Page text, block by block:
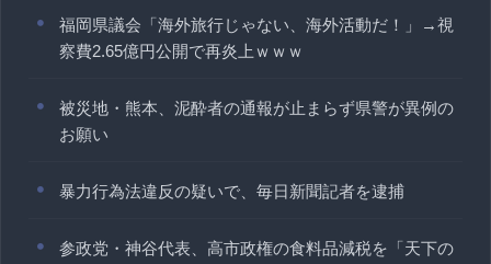
福岡県議会「海外旅行じゃない、海外活動だ！」→視
察費2.65億円公開で再炎上ｗｗｗ
被災地・熊本、泥酔者の通報が止まらず県警が異例の
お願い
暴力行為法違反の疑いで、毎日新聞記者を逮捕
参政党・神谷代表、高市政権の食料品減税を「天下の